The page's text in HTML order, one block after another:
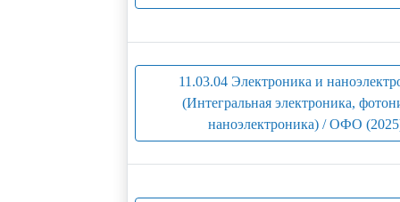
11.03.04 Электроника и
(Интегральная электроника,
наноэлектроника) / ОФО